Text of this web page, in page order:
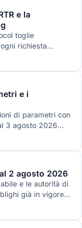
rinvio del digital
e la
toglie
richiesta
balancer come un
di finestra.
e i
di parametri con
3 agosto 2026
I pesi
è a senso unico, e
2 agosto 2026
e le autorità di
già in vigore
Digital Omnibus